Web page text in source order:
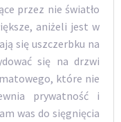
przez nie światło
aniżeli jest w
się uszczerbku na
się na drzwi
które nie
prywatność i
was do sięgnięcia